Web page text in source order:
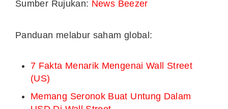
Sumber Rujukan: News Beezer
Panduan melabur saham global:
7 Fakta Menarik Mengenai Wall Street
(US)
Memang Seronok Buat Untung Dalam